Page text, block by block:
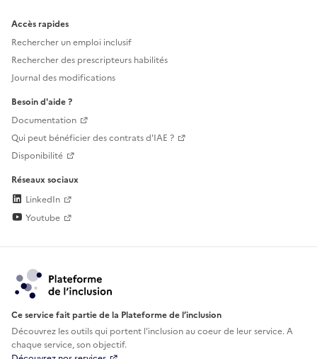
Accès rapides
Rechercher un emploi inclusif
Rechercher des prescripteurs habilités
Journal des modifications
Besoin d'aide ?
Documentation
Qui peut bénéficier des contrats d'IAE ?
Disponibilité
Réseaux sociaux
LinkedIn
Youtube
Ce service fait partie de la Plateforme de l’inclusion
Découvrez les outils qui portent l'inclusion aucoeur de leur service. A
chaque service, son objectif.